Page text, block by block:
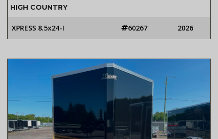
HIGH COUNTRY
XPRESS 8.5x24-I 60267 2026